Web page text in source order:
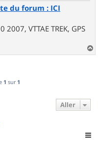
du forum : ICI
VTTAE TREK, GPS
a
1 sur 1
Aller